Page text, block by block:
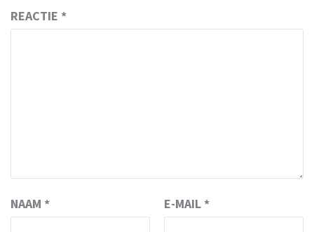
REACTIE *
NAAM * E-MAIL *